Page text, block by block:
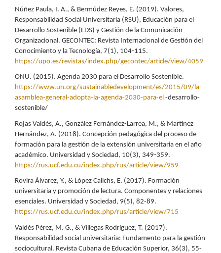
Núñez Paula, I. A., & Bermúdez Reyes, E. (2019). Valores,
Responsabilidad Social Universitaria (RSU), Educación para el
Desarrollo Sostenible (EDS) y Gestión de la Comunicación
Organizacional. GECONTEC: Revista Internacional de Gestión del
Conocimiento y la Tecnología, 7(1), 104-115.
https://upo.es/revistas/index.php/gecontec/article/view/4059
ONU. (2015). Agenda 2030 para el Desarrollo Sostenible.
https://www.un.org/sustainabledevelopment/es/2015/09/la-
asamblea-general-adopta-la-agenda-2030-para-el -desarrollo-
sostenible/
Rojas Valdés, A., González Fernández-Larrea, M., & Martínez
Hernández, A. (2018). Concepción pedagógica del proceso de
formación para la gestión de la extensión universitaria en el año
académico. Universidad y Sociedad, 10(3), 349-359.
https://rus.ucf.edu.cu/index.php/rus/article/view/959
Rovira Álvarez, Y., & López Calichs, E. (2017). Formación
universitaria y promoción de lectura. Componentes y relaciones
esenciales. Universidad y Sociedad, 9(5), 82-89.
https://rus.ucf.edu.cu/index.php/rus/article/view/715
Valdés Pérez, M. G., & Villegas Rodríguez, T. (2017).
Responsabilidad social universitaria: Fundamento para la gestión
sociocultural. Revista Cubana de Educación Superior, 36(3), 55-